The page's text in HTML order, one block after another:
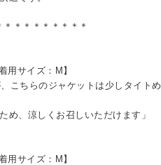
＊＊＊＊＊＊＊＊
用サイズ：M】
こちらのジャケットは少しタイトめ
、涼しくお召しいただけます」
用サイズ：M】